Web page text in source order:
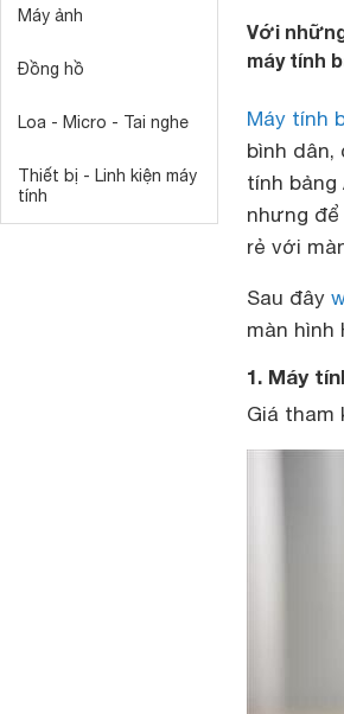
Máy ảnh
Đồng hồ
Loa - Micro - Tai nghe
Thiết bị - Linh kiện máy
tính
Với
máy tính
Máy tính
bình
tính bảng
nhưng
rẻ với
Sau đây
màn hình
1. Máy
Giá tham